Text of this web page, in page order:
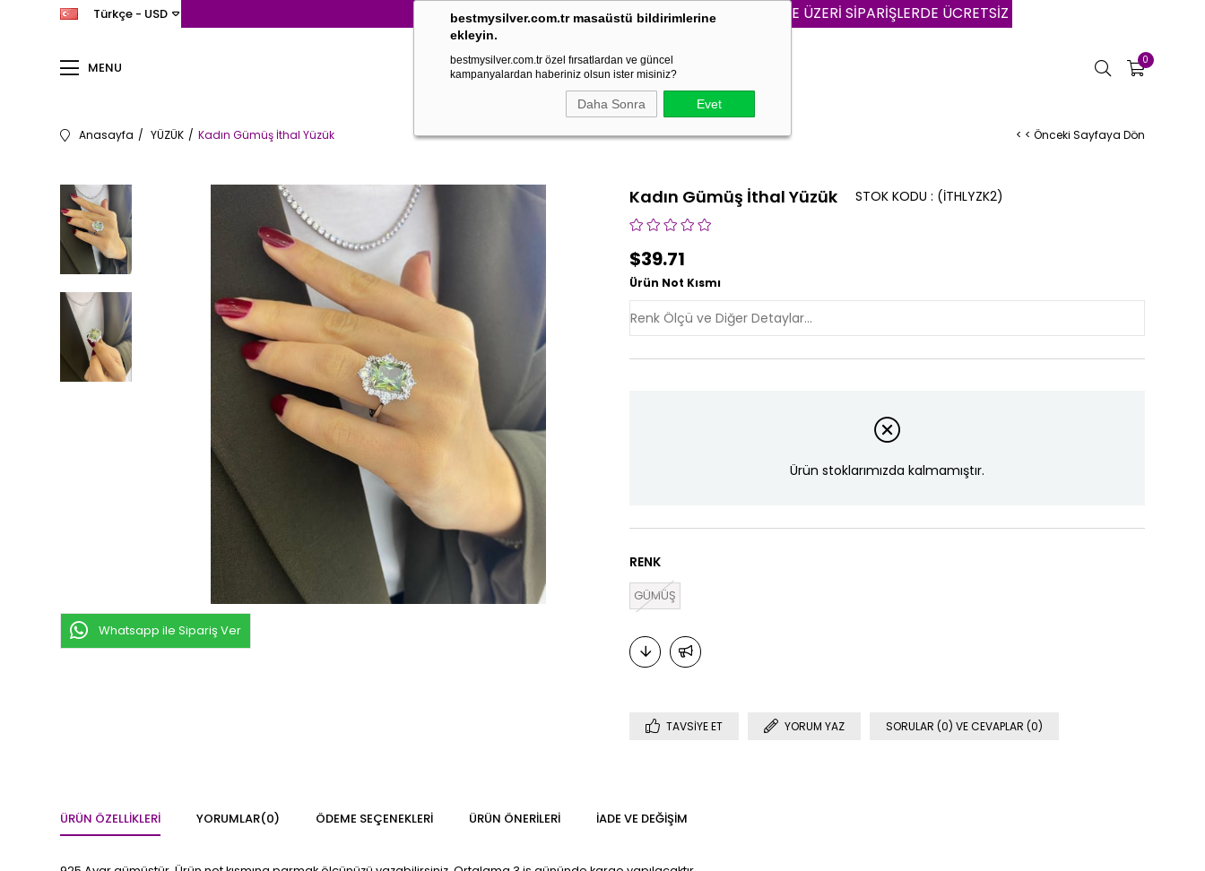
bestmysilver.com.tr masaüstü bildirimlerine
ekleyin.
bestmysilver.com.tr özel fırsatlardan ve güncel
kampanyalardan haberiniz olsun ister misiniz?
Daha Sonra Evet
3000₺ VE ÜZERİ SİPARİŞLERDE ÜCRETSİZ KARGO | VADE FARKSIZ 3 AYA
MENU
Türkçe - USD
0
Anasayfa YÜZÜK Kadın Gümüş İthal Yüzük < < Önceki Sayfaya Dön
Whatsapp ile Sipariş Ver
Kadın Gümüş İthal Yüzük (İTHLYZK2)
STOK KODU
$39.71
Ürün Not Kısmı
Ürün stoklarımızda kalmamıştır.
RENK
GÜMÜŞ
TAVSIYE ET YORUM YAZ SORULAR (0) VE CEVAPLAR (0)
ÜRÜN ÖZELLIKLERI YORUMLAR(0) ÖDEME SEÇENEKLERI ÜRÜN ÖNERILERI İADE VE DEĞIŞIM